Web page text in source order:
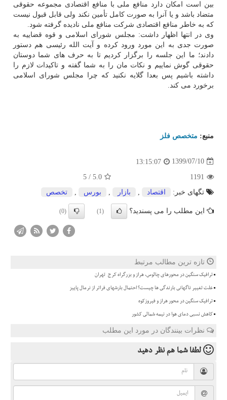
بین است امکان دارد منافع ملی با منافع اقتصادی مجموعه حقوقی
متضاد باشد و یا آنرا به صورت کامل تأمین نکند ولی قابل قبول نیست
که به خاطر منافع اقتصادی شرکت منافع ملی نادیده گرفته شود.
وی در انتها اظهار داشت: مجلس شورای اسلامی و قوه قضاییه به
صورت جدی به این مورد ورود کرده و آیت الله رئیسی هم دستور
دادند؛ ما این جلسه را برگزار کردیم تا به حرف های شما دوستان
حقوقی گوش نماییم و نکات مان را به شما گفته و تاکیدات لازم را
داشته باشیم پس بعدا گلایه نکنید که چرا مجلس شورای اسلامی
برخورد می کند.
منبع: متخصص فلز
1399/07/10
13:15:07
1191
5.0
/
5
تگهای خبر:
اقتصاد بازار بورس تخصص
این مطلب را می پسندید؟ (1)
(0)
تازه ترین مطالب مرتبط
ترافیک سنگین در محورهای چالوس، هراز و بزرگراه کرج-تهران
علت تغییر ناگهانی بارندگی ها چیست؟ احتمال بارشهای فراتر از نرمال پاییز
ترافیک سنگین در محور هراز و فیروزکوه
کاهش نسبی دمای هوا در نیمه شمالی کشور
نظرات بینندگان در مورد این مطلب
لطفا شما هم نظر دهید